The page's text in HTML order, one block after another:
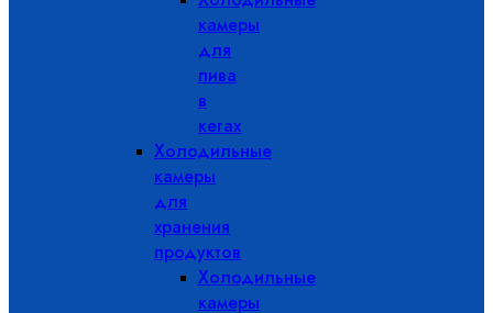
камеры
для
пива
в
кегах
Холодильные
камеры
для
хранения
продуктов
Холодильные
камеры